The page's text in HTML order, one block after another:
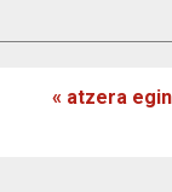
« atzera egin